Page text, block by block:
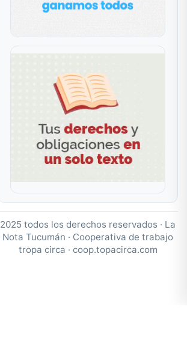
2025 todos los derechos reservados · La
Nota Tucumán · Cooperativa de trabajo
tropa circa · coop.topacirca.com